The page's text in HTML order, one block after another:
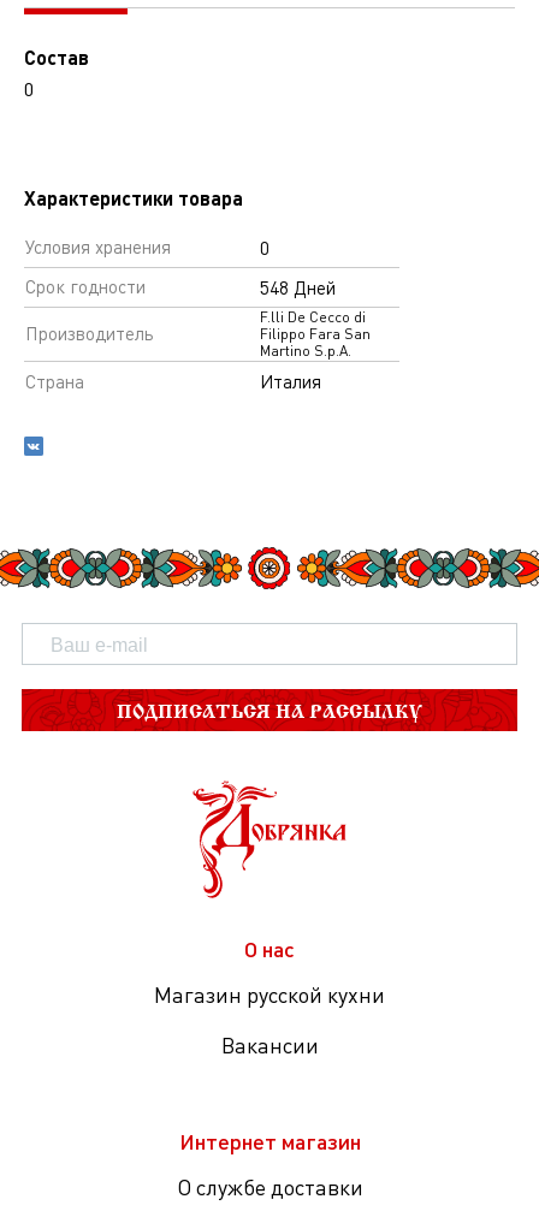
Состав
0
Характеристики товара
Условия хранения
0
Срок годности
548 Дней
Производитель
F.lli De Cecco di
Filippo Fara San
Martino S.p.A.
Страна Италия
ПОДПИСАТЬСЯ НА РАССЫЛКУ
О нас
Магазин русской кухни
Вакансии
Интернет магазин
О службе доставки